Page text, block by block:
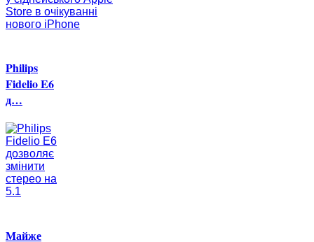
Philips
Fidelio E6
д…
Майже